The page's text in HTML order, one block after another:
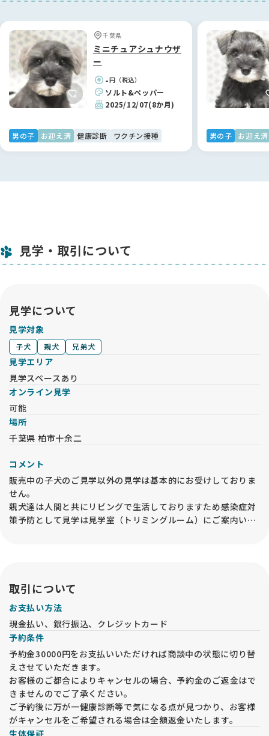
千葉県
ミニチュアシュナウザ
ー
-円（税込）
ソルト&ペッパー
2025/12/07(8か月)
男の子 お迎え済 健康診断 ワクチン接種 男の子 お迎え済
見学・取引について
見学について
見学対象
子犬 親犬 兄弟犬
見学エリア
見学スペースあり
オンライン見学
可能
場所
千葉県 柏市十余二
コメント
販売中の子犬のご見学以外の見学は基本的にお受けしておりま
せん。
親犬達は人間と共にリビングで生活しておりますため感染症対
策予防として見学は見学室（トリミングルーム）にご案内いた
取引について
お支払い方法
現金払い、銀行振込、クレジットカード
予約条件
予約金30000円をお支払いいただければ商談中の状態に切り替
えさせていただきます。
お客様のご都合によりキャンセルの場合、予約金のご返金はで
きませんのでご了承ください。
ご予約後に万が一健康診断等で気になる点が見つかり、お客様
がキャンセルをご希望される場合は全額返金いたします。